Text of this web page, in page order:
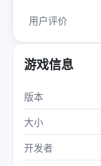
用户评价
游戏信息
版本
大小
开发者